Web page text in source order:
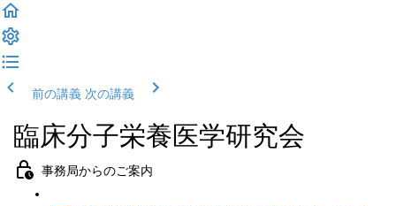
前の講義 次の講義
臨床分子栄養医学研究会
事務局からのご案内